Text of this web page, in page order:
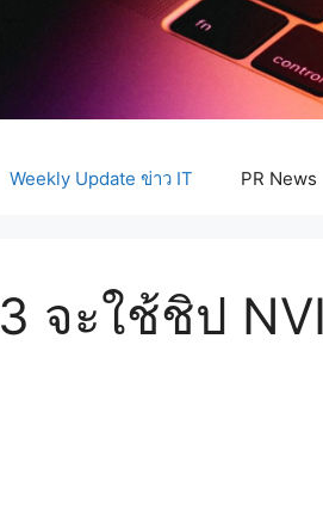
Weekly Update ข่าว IT PR News
จะใช้ชิป